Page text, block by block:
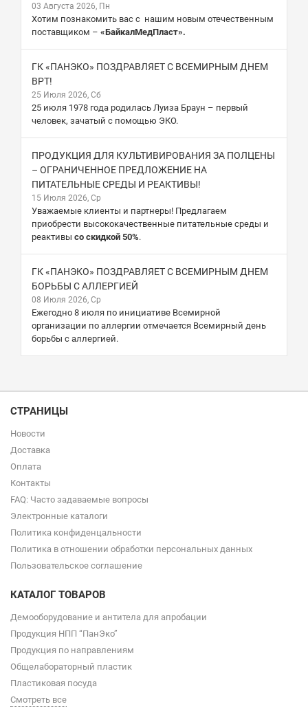
03 Августа 2026, Пн
Хотим познакомить вас с нашим новым отечественным
поставщиком – «БайкалМедПласт».
ГК «ПАНЭКО» ПОЗДРАВЛЯЕТ С ВСЕМИРНЫМ ДНЕМ
ВРТ!
25 Июля 2026, Сб
25 июля 1978 года родилась Луиза Браун – первый
человек, зачатый с помощью ЭКО.
ПРОДУКЦИЯ ДЛЯ КУЛЬТИВИРОВАНИЯ ЗА ПОЛЦЕНЫ
– ОГРАНИЧЕННОЕ ПРЕДЛОЖЕНИЕ НА
ПИТАТЕЛЬНЫЕ СРЕДЫ И РЕАКТИВЫ!
15 Июля 2026, Ср
Уважаемые клиенты и партнеры! Предлагаем
приобрести высококачественные питательные среды и
реактивы со скидкой 50%.
ГК «ПАНЭКО» ПОЗДРАВЛЯЕТ С ВСЕМИРНЫМ ДНЕМ
БОРЬБЫ С АЛЛЕРГИЕЙ
08 Июля 2026, Ср
Ежегодно 8 июля по инициативе Всемирной
организации по аллергии отмечается Всемирный день
борьбы с аллергией.
СТРАНИЦЫ
Новости
Доставка
Оплата
Контакты
FAQ: Часто задаваемые вопросы
Электронные каталоги
Политика конфиденцальности
Политика в отношении обработки персональных данных
Пользовательское соглашение
КАТАЛОГ ТОВАРОВ
Демооборудование и антитела для апробации
Продукция НПП “ПанЭко”
Продукция по направлениям
Общелабораторный пластик
Пластиковая посуда
Смотреть все